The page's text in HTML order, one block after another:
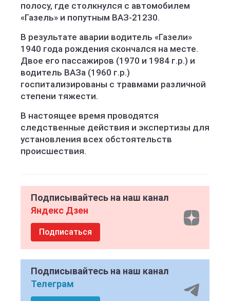
полосу, где столкнулся с автомобилем
«Газель» и попутным ВАЗ-21230.
В результате аварии водитель «Газели»
1940 года рождения скончался на месте.
Двое его пассажиров (1970 и 1984 г.р.) и
водитель ВАЗа (1960 г.р.)
госпитализированы с травмами различной
степени тяжести.
В настоящее время проводятся
следственные действия и экспертизы для
установления всех обстоятельств
происшествия.
Подписывайтесь на наш канал
Яндекс Дзен
Подписаться
Подписывайтесь на наш канал
Телеграм